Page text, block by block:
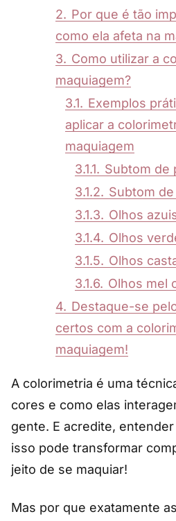
2. Por que é tão
como ela afeta na
3. Como utilizar a
maquiagem?
3.1. Exemplos
aplicar a
maquiagem
3.1.1. Subtom de
3.1.2. Subtom
3.1.3. Olhos
3.1.4. Olhos
3.1.5. Olhos
3.1.6. Olhos mel
4. Destaque-se
certos com a
maquiagem!
A colorimetria é uma
cores e como elas
gente. E acredite,
isso pode transformar
jeito de se maquiar!
Mas por que exatamente